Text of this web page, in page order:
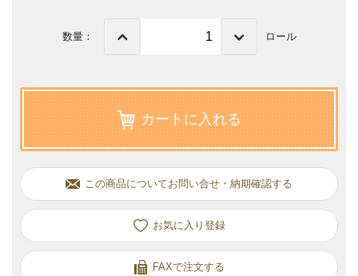
数量： ロール
カートに入れる
この商品についてお問い合せ・納期確認する
お気に入り
FAXで注文する